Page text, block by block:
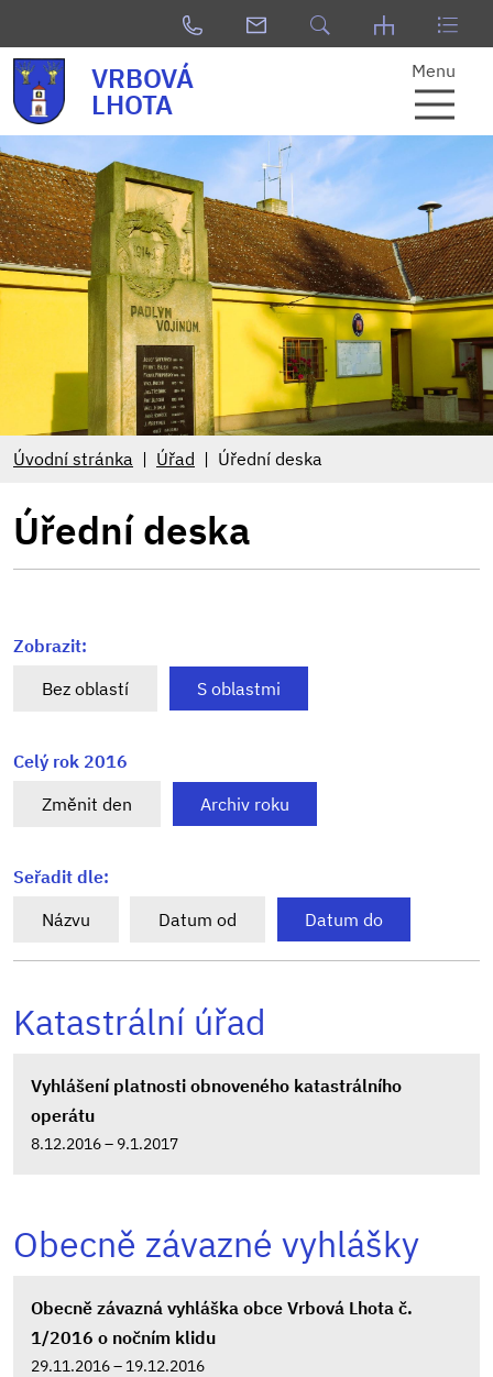
VRBOVÁ
LHOTA
Menu
Úvodní stránka Úřad Úřední deska
Úřední deska
Zobrazit:
Bez oblastí
S oblastmi
Celý rok 2016
Změnit den
Archiv roku
Seřadit dle:
Názvu
Datum od Datum do
Katastrální úřad
Vyhlášení platnosti obnoveného katastrálního
operátu
8.12.2016 – 9.1.2017
Obecně závazné vyhlášky
Obecně závazná vyhláška obce Vrbová Lhota č.
1/2016 o nočním klidu
29.11.2016 – 19.12.2016